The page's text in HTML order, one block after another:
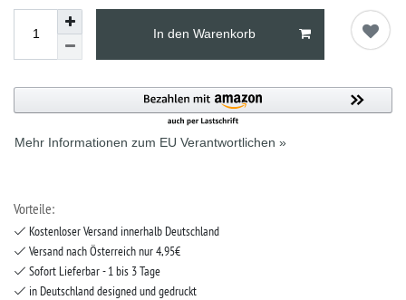
In den Warenkorb
Mehr Informationen zum EU Verantwortlichen »
Vorteile:
Kostenloser Versand innerhalb Deutschland
Versand nach Österreich nur 4,95€
Sofort Lieferbar - 1 bis 3 Tage
in Deutschland designed und gedruckt